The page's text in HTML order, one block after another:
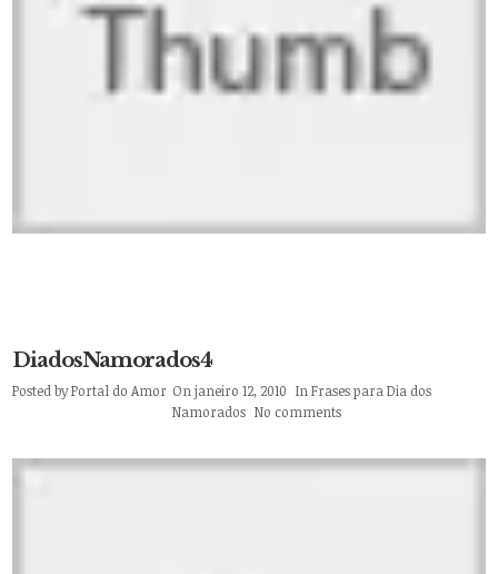
DiadosNamorados4
Posted byPortal do Amor On janeiro 12, 2010 InFrases para Dia dos
Namorados No comments